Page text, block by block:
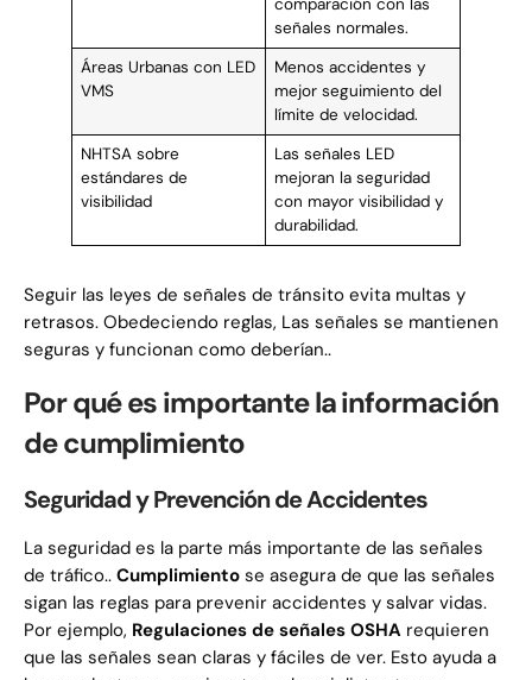
comparación con las
señales normales.
Áreas Urbanas con LED
VMS
Menos accidentes y
mejor seguimiento del
límite de velocidad.
NHTSA sobre
estándares de
visibilidad
Las señales LED
mejoran la seguridad
con mayor visibilidad y
durabilidad.
Seguir las leyes de señales de tránsito evita multas y
retrasos. Obedeciendo reglas, Las señales se mantienen
seguras y funcionan como deberían..
Por qué es importante la información
de cumplimiento
Seguridad y Prevención de Accidentes
La seguridad es la parte más importante de las señales
de tráfico.. Cumplimiento se asegura de que las señales
sigan las reglas para prevenir accidentes y salvar vidas.
Por ejemplo, Regulaciones de señales OSHA requieren
que las señales sean claras y fáciles de ver. Esto ayuda a